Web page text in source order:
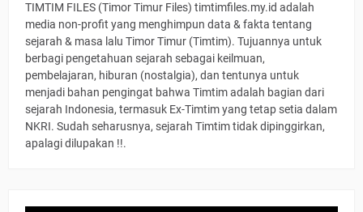
TIMTIM FILES (Timor Timur Files) timtimfiles.my.id adalah
media non-profit yang menghimpun data & fakta tentang
sejarah & masa lalu Timor Timur (Timtim). Tujuannya untuk
berbagi pengetahuan sejarah sebagai keilmuan,
pembelajaran, hiburan (nostalgia), dan tentunya untuk
menjadi bahan pengingat bahwa Timtim adalah bagian dari
sejarah Indonesia, termasuk Ex-Timtim yang tetap setia dalam
NKRI. Sudah seharusnya, sejarah Timtim tidak dipinggirkan,
apalagi dilupakan !!.